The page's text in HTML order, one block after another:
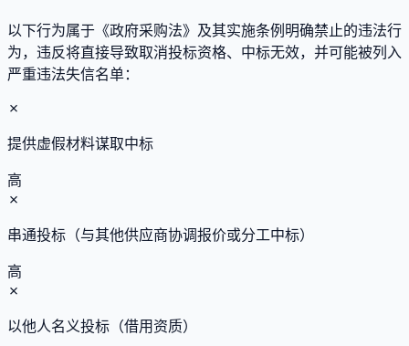
以下行为属于《政府采购法》及其实施条例明确禁止的违法行
为，违反将直接导致取消投标资格、中标无效，并可能被列入
严重违法失信名单：
✗
提供虚假材料谋取中标
高
✗
串通投标（与其他供应商协调报价或分工中标）
高
✗
以他人名义投标（借用资质）